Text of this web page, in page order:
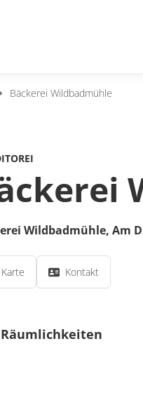
Bäckerei Wildbadmühle
Wildbadmühle, Am
Karte Kontakt
Räumlichkeiten